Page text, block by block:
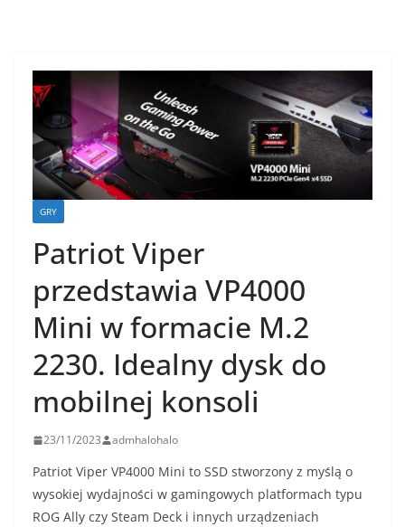
GRY
Patriot Viper
przedstawia VP4000
Mini w formacie M.2
2230. Idealny dysk do
mobilnej konsoli
23/11/2023 admhalohalo
Patriot Viper VP4000 Mini to SSD stworzony z myślą o
wysokiej wydajności w gamingowych platformach typu
ROG Ally czy Steam Deck i innych urządzeniach